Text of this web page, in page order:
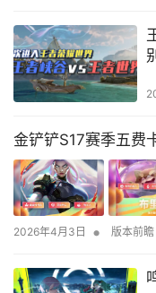
金铲铲S17赛季五费
2026年4月3日 • 版本前瞻